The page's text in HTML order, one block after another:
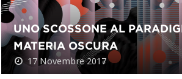
UNO SCOSSONE AL
MATERIA OSCURA
17 Novembre 2017